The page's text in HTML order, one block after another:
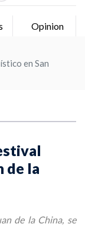
Opinion
en San
de la
de la China, se